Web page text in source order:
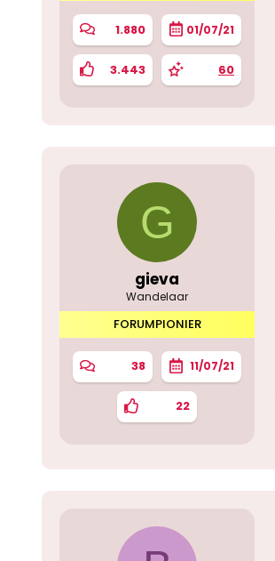
1.880 01/07/21
3.443 60
G
gieva
Wandelaar
FORUMPIONIER
38 11/07/21
22